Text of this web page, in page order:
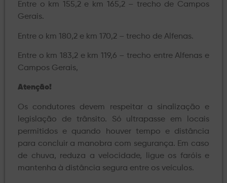
Entre o km 155,2 e km 165,2 – trecho de Campos
Gerais.
Entre o km 180,2 e km 170,2 – trecho de Alfenas.
Entre o km 183,2 e km 119,6 – trecho entre Alfenas e
Campos Gerais,
Atenção!
Os condutores devem respeitar a sinalização e
legislação de trânsito. Só ultrapasse em locais
permitidos e quando houver tempo e distância
para concluir a manobra com segurança. Em caso
de chuva, reduza a velocidade, ligue os faróis e
mantenha à distância segura entre os veículos.